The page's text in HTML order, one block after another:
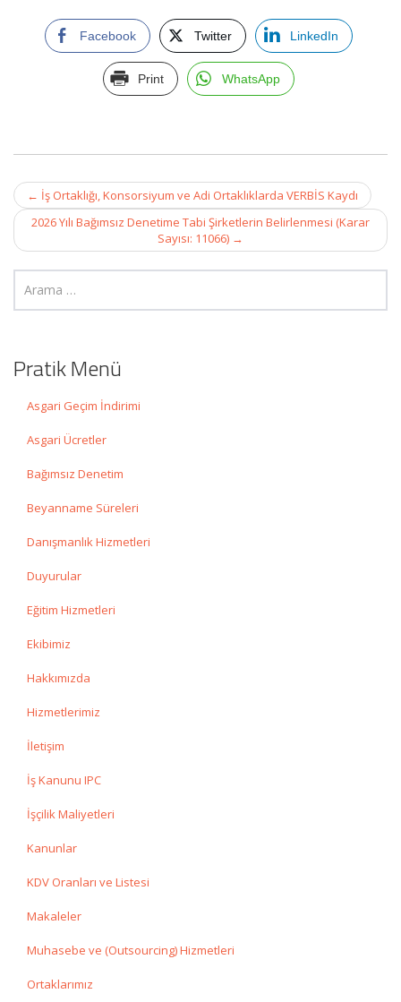
Facebook Twitter LinkedIn
Print WhatsApp
Post
navigation
← İş Ortaklığı, Konsorsiyum ve Adi Ortaklıklarda VERBİS Kaydı
2026 Yılı Bağımsız Denetime Tabi Şirketlerin Belirlenmesi (Karar
Sayısı: 11066) →
Pratik Menü
Asgari Geçim İndirimi
Asgari Ücretler
Bağımsız Denetim
Beyanname Süreleri
Danışmanlık Hizmetleri
Duyurular
Eğitim Hizmetleri
Ekibimiz
Hakkımızda
Hizmetlerimiz
İletişim
İş Kanunu IPC
İşçilik Maliyetleri
Kanunlar
KDV Oranları ve Listesi
Makaleler
Muhasebe ve (Outsourcing) Hizmetleri
Ortaklarımız